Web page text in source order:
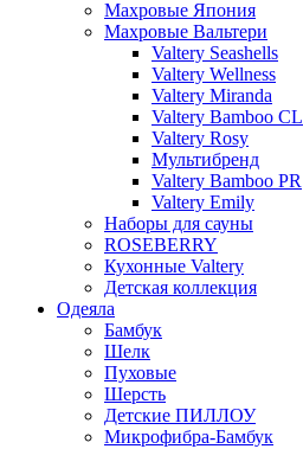
Махровые Япония
Махровые Вальтери
Valtery Seashells
Valtery Wellness
Valtery Miranda
Valtery Bamboo CL
Valtery Rosy
Мультибренд
Valtery Bamboo PR
Valtery Emily
Наборы для сауны
ROSEBERRY
Кухонные Valtery
Детская коллекция
Одеяла
Бамбук
Шелк
Пуховые
Шерсть
Детские ПИЛЛОУ
Микрофибра-Бамбук